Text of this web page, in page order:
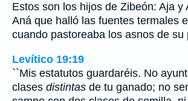
Estos son los hijos de Zibeón: Aja y
Aná que halló las fuentes termales
cuando pastoreaba los asnos de su
Levítico 19:19
``Mis estatutos guardaréis. No
clases distintas de tu ganado; no